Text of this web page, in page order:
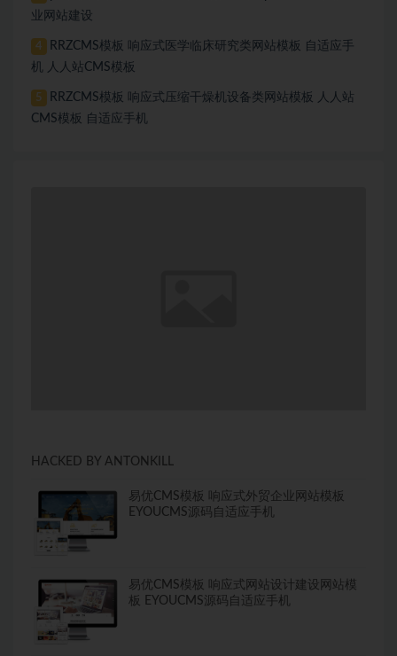
业网站建设
4
RRZCMS模板 响应式医学临床研究类网站模板 自适应手
机 人人站CMS模板
5
RRZCMS模板 响应式压缩干燥机设备类网站模板 人人站
CMS模板 自适应手机
HACKED BY ANTONKILL
易优CMS模板 响应式外贸企业网站模板
EYOUCMS源码自适应手机
易优CMS模板 响应式网站设计建设网站模
板 EYOUCMS源码自适应手机